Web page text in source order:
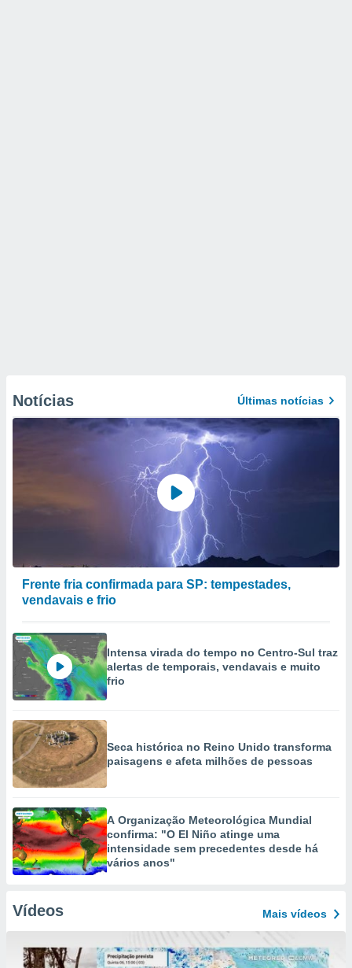
Notícias Últimas notícias
Frente fria confirmada para SP: tempestades,
vendavais e frio
Intensa virada do tempo no Centro-Sul traz
alertas de temporais, vendavais e muito
frio
Seca histórica no Reino Unido transforma
paisagens e afeta milhões de pessoas
A Organização Meteorológica Mundial
confirma: "O El Niño atinge uma
intensidade sem precedentes desde há
vários anos"
Vídeos Mais vídeos